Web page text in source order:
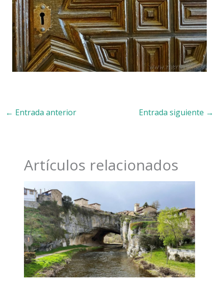
← Entrada anterior Entrada siguiente →
Artículos relacionados